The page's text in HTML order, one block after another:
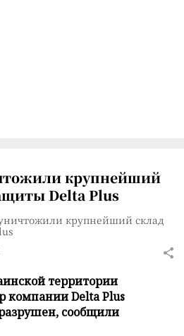
крупнейший
Delta Plus
крупнейший склад
территории
компании Delta Plus
сообщили